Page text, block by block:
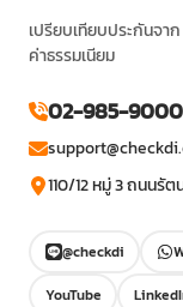
เปรียบเทียบประกันจา
ค่าธรรมเนียม
02-985-9000
110/12 หมู่ 3 ถนนรัต
@checkdi
YouTube